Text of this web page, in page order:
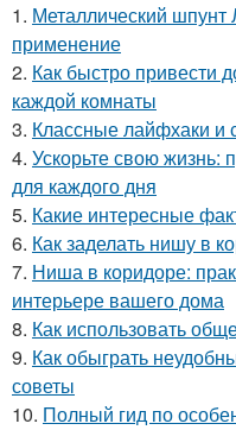
1. Металлический шпунт
применение
2. Как быстро привести
каждой комнаты
3. Классные лайфхаки и
4. Ускорьте свою жизнь:
для каждого дня
5. Какие интересные
6. Как заделать нишу в
7. Ниша в коридоре:
интерьере вашего дома
8. Как использовать
9. Как обыграть
советы
10. Полный гид по